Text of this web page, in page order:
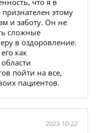
этому
и заботу. Он не
сложные
в оздоровление.
как
пойти на все,
пациентов.
2023-10-22